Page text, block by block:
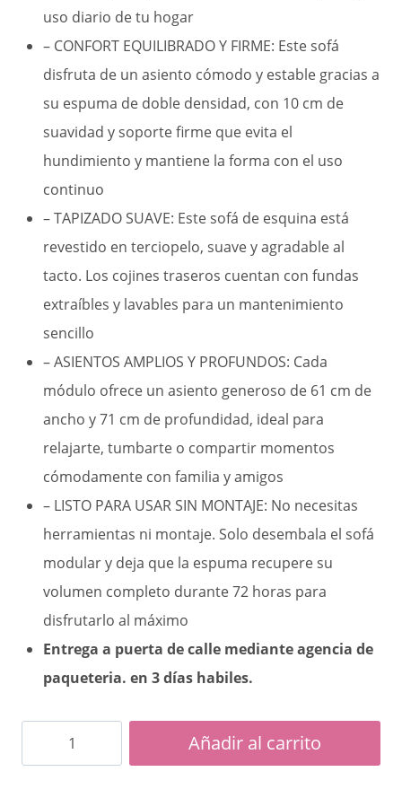
uso diario de tu hogar
– CONFORT EQUILIBRADO Y FIRME: Este sofá
disfruta de un asiento cómodo y estable gracias a
su espuma de doble densidad, con 10 cm de
suavidad y soporte firme que evita el
hundimiento y mantiene la forma con el uso
continuo
– TAPIZADO SUAVE: Este sofá de esquina está
revestido en terciopelo, suave y agradable al
tacto. Los cojines traseros cuentan con fundas
extraíbles y lavables para un mantenimiento
sencillo
– ASIENTOS AMPLIOS Y PROFUNDOS: Cada
módulo ofrece un asiento generoso de 61 cm de
ancho y 71 cm de profundidad, ideal para
relajarte, tumbarte o compartir momentos
cómodamente con familia y amigos
– LISTO PARA USAR SIN MONTAJE: No necesitas
herramientas ni montaje. Solo desembala el sofá
modular y deja que la espuma recupere su
volumen completo durante 72 horas para
disfrutarlo al máximo
Entrega a puerta de calle mediante agencia de
paqueteria. en 3 días habiles.
modular
Añadir al carrito